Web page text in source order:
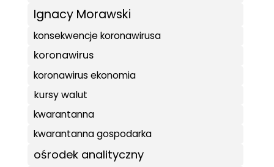
Ignacy Morawski
konsekwencje koronawirusa
koronawirus
koronawirus ekonomia
kursy walut
kwarantanna
kwarantanna gospodarka
ośrodek analityczny